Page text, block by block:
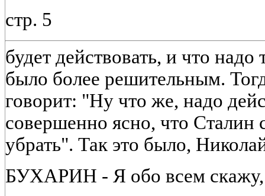
стр. 5
будет действовать, и что
было более решительным.
говорит: "Ну что же, надо
совершенно ясно, что Сталин
убрать". Так это было,
БУХАРИН - Я обо всем скажу,